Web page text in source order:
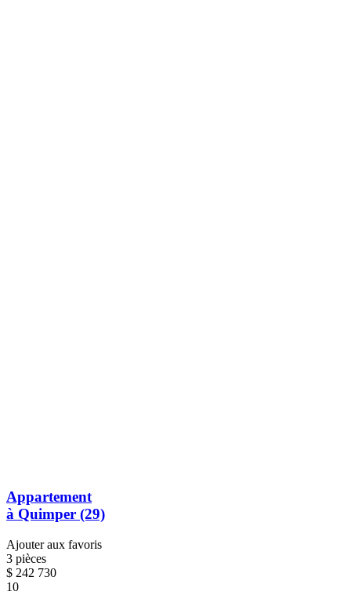
Appartement
à Quimper (29)
Ajouter aux favoris
3 pièces
$ 242 730
10